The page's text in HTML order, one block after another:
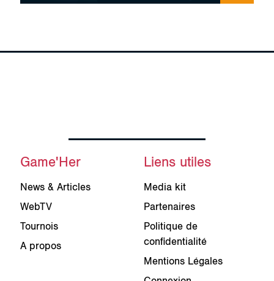
Game'Her
News & Articles
WebTV
Tournois
A propos
Liens utiles
Media kit
Partenaires
Politique de
confidentialité
Mentions Légales